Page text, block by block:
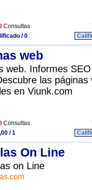
Consultas
/ 0
web
web. Informes
las
en Viunk.com
Consultas
/ 1
On Line
on Line